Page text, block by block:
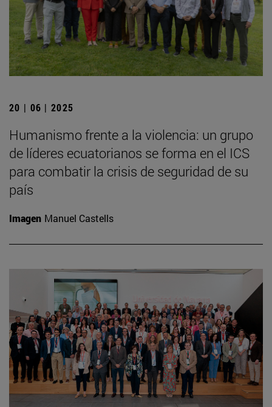
20 | 06 | 2025
Humanismo frente a la violencia: un grupo
de líderes ecuatorianos se forma en el ICS
para combatir la crisis de seguridad de su
país
Imagen Manuel Castells